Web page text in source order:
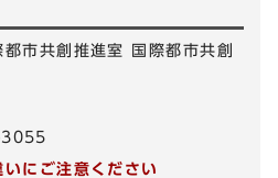
市共創推進室 国際都市共創
にご注意ください